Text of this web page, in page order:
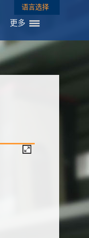
语言选择
更多